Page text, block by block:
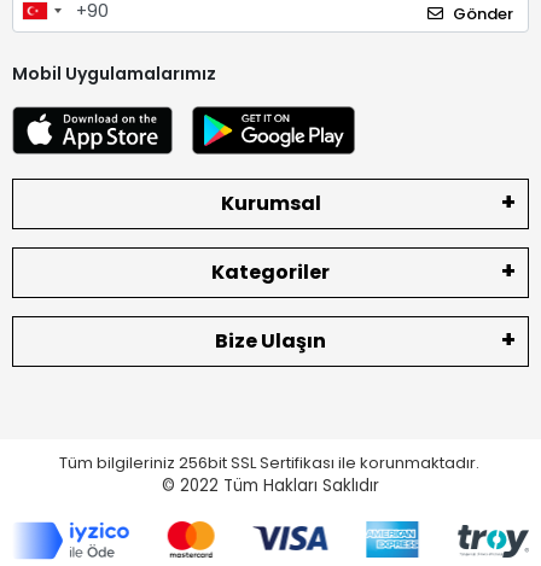
Gönder
Mobil Uygulamalarımız
Kurumsal
Kategoriler
Bize Ulaşın
Tüm bilgileriniz 256bit SSL Sertifikası ile korunmaktadır.
© 2022 Tüm Hakları Saklıdır